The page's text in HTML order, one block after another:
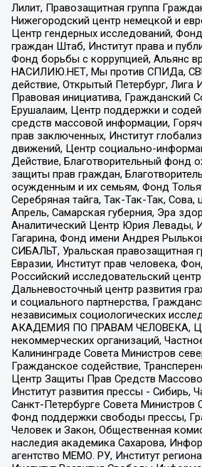
Лилит, Правозащитная группа
Нижегородский центр немецкой и
Центр гендерных исследований,
граждан Штаб, Институт права и
Фонд борьбы с коррупцией, Альянс
НАСИЛИЮ.НЕТ, Мы против СПИДа,
действие, Открытый Петербург, Лига
Правовая инициатива, Гражданский
Ерушалаим, Центр поддержки и
средств массовой информации,
прав заключенных, Институт
движений, Центр социально-
Действие, Благотворительный фонд
защиты прав граждан,
осужденным и их семьям, Фонд
Серебряная тайга, Так-Так-Так, Сова,
Апрель, Самарская губерния, Эра
Аналитический Центр Юрия Левады,
Гагарина, Фонд имени Андрея
СИБАЛЬТ, Уральская правозащитная
Евразии, Институт прав человека,
Российский исследовательский
Дальневосточный центр развития
и социального партнерства,
независимых социологических
АКАДЕМИЯ ПО ПРАВАМ ЧЕЛОВЕКА,
некоммерческих организаций,
Калининграде Совета Министров
Гражданское содействие,
Центр Защиты Прав Средств
Институт развития прессы - Сибирь,
Санкт-Петербурге Совета Министров
Фонд поддержки свободы прессы,
Человек и Закон, Общественная
наследия академика Сахарова,
агентство МЕМО. РУ, Институт